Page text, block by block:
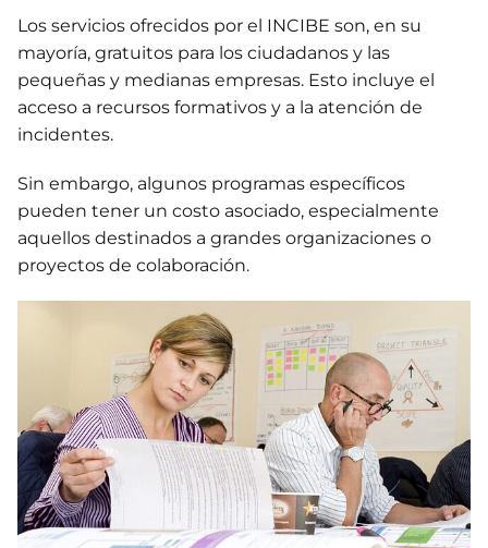
Los servicios ofrecidos por el INCIBE son, en su
mayoría, gratuitos para los ciudadanos y las
pequeñas y medianas empresas. Esto incluye el
acceso a recursos formativos y a la atención de
incidentes.
Sin embargo, algunos programas específicos
pueden tener un costo asociado, especialmente
aquellos destinados a grandes organizaciones o
proyectos de colaboración.